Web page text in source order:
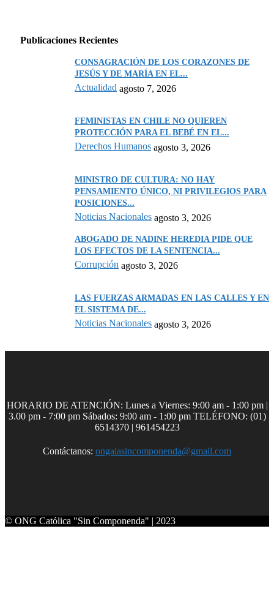
Publicaciones Recientes
CONSAGRACIÓN DE LOS CORAZONES DE
JESÚS Y DE MARÍA EN EL...
Actualidad agosto 7, 2026
FEMINISTAS EN CHILE NO QUIEREN
PROTECCIÓN PARA EL BEBÉ EN EL...
Derechos Humanos agosto 3, 2026
MINISTRO DE CULTURA: NO HAY
PENSAMIENTO ÚNICO, NI PRIVILEGIOS PARA
POSICIONES...
Noticias Nacionales agosto 3, 2026
ABOGADO DE NADINE HEREDIA PIDE QUE
LOS EFECTOS DE LA SENTENCIA...
Corrupción agosto 3, 2026
LAS FUERZAS ARMADAS EN LAS CALLES Y EN
EL SISTEMA DE...
Noticias Nacionales agosto 3, 2026
HORARIO DE ATENCIÓN: Lunes a Viernes: 9:00 am - 1:00 pm |
3.00 pm - 7:00 pm Sábados: 9:00 am - 1:00 pm TELÉFONO: (01)
6514370 | 961454223
Contáctanos: ongalasincomponenda@gmail.com
© ONG Católica "Sin Componenda" | 2023